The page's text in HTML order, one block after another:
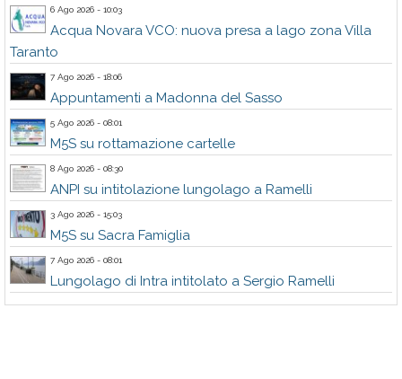
6 Ago 2026 - 10:03
Acqua Novara VCO: nuova presa a lago zona Villa
Taranto
7 Ago 2026 - 18:06
Appuntamenti a Madonna del Sasso
5 Ago 2026 - 08:01
M5S su rottamazione cartelle
8 Ago 2026 - 08:30
ANPI su intitolazione lungolago a Ramelli
3 Ago 2026 - 15:03
M5S su Sacra Famiglia
7 Ago 2026 - 08:01
Lungolago di Intra intitolato a Sergio Ramelli